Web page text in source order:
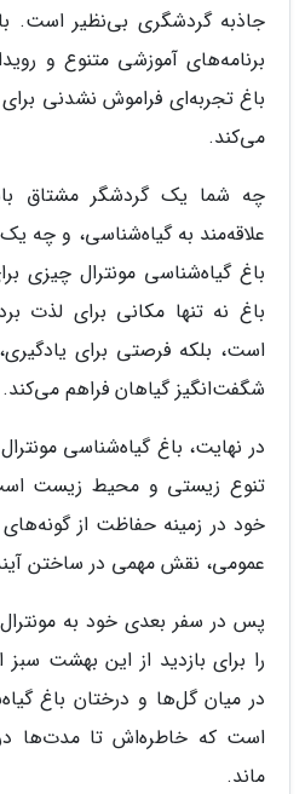
جاذبه گردشگری بی‌نظیر است.
برنامه‌های آموزشی متنوع و
باغ تجربه‌ای فراموش نشدنی برای
می‌کند.
چه شما یک گردشگر مشتاق
علاقه‌مند به گیاه‌شناسی، و چه یک
باغ گیاه‌شناسی مونترال چیزی
باغ نه تنها مکانی برای لذت
است، بلکه فرصتی برای
شگفت‌انگیز گیاهان فراهم می‌کند.
در نهایت، باغ گیاه‌شناسی
تنوع زیستی و محیط زیست
خود در زمینه حفاظت از
عمومی، نقش مهمی در ساختن
پس در سفر بعدی خود به
را برای بازدید از این بهشت
در میان گل‌ها و درختان باغ
است که خاطره‌اش تا مدت‌ها
ماند.